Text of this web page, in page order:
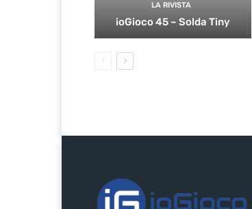
LA RIVISTA
ioGioco 45 – Solda Tiny